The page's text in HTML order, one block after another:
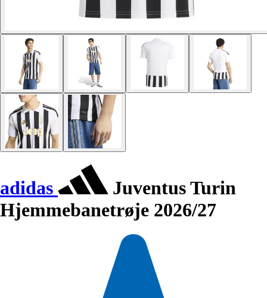
adidas
Juventus Turin
Hjemmebanetrøje 2026/27